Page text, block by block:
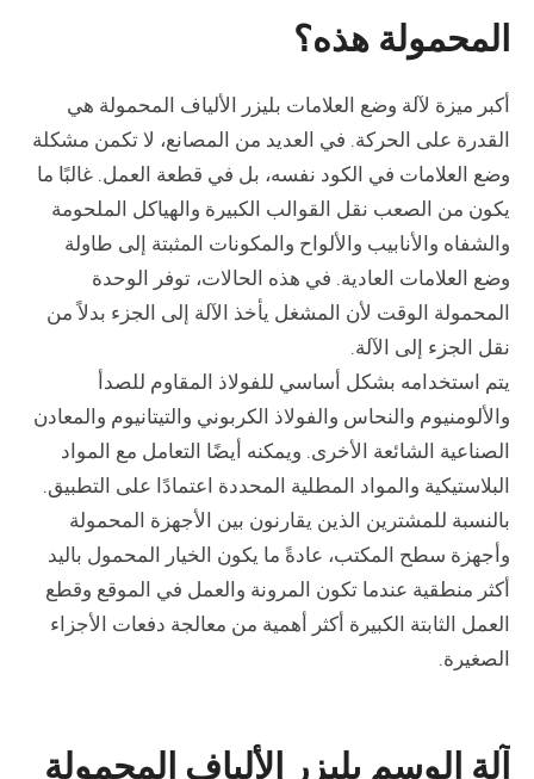
المحمولة هذه؟
أكبر ميزة لآلة وضع العلامات بليزر الألياف المحمولة هي
القدرة على الحركة. في العديد من المصانع، لا تكمن مشكلة
وضع العلامات في الكود نفسه، بل في قطعة العمل. غالبًا ما
يكون من الصعب نقل القوالب الكبيرة والهياكل الملحومة
والشفاه والأنابيب والألواح والمكونات المثبتة إلى طاولة
وضع العلامات العادية. في هذه الحالات، توفر الوحدة
المحمولة الوقت لأن المشغل يأخذ الآلة إلى الجزء بدلاً من
نقل الجزء إلى الآلة.
يتم استخدامه بشكل أساسي للفولاذ المقاوم للصدأ
والألومنيوم والنحاس والفولاذ الكربوني والتيتانيوم والمعادن
الصناعية الشائعة الأخرى. ويمكنه أيضًا التعامل مع المواد
البلاستيكية والمواد المطلية المحددة اعتمادًا على التطبيق.
بالنسبة للمشترين الذين يقارنون بين الأجهزة المحمولة
وأجهزة سطح المكتب، عادةً ما يكون الخيار المحمول باليد
أكثر منطقية عندما تكون المرونة والعمل في الموقع وقطع
العمل الثابتة الكبيرة أكثر أهمية من معالجة دفعات الأجزاء
الصغيرة.
آلة الوسم بليزر الألياف المحمولة